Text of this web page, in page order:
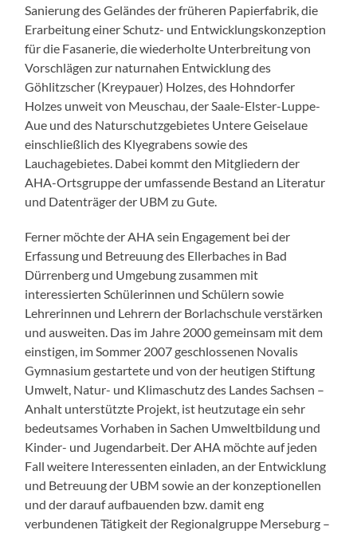
Sanierung des Geländes der früheren Papierfabrik, die
Erarbeitung einer Schutz- und Entwicklungskonzeption
für die Fasanerie, die wiederholte Unterbreitung von
Vorschlägen zur naturnahen Entwicklung des
Göhlitzscher (Kreypauer) Holzes, des Hohndorfer
Holzes unweit von Meuschau, der Saale-Elster-Luppe-
Aue und des Naturschutzgebietes Untere Geiselaue
einschließlich des Klyegrabens sowie des
Lauchagebietes. Dabei kommt den Mitgliedern der
AHA-Ortsgruppe der umfassende Bestand an Literatur
und Datenträger der UBM zu Gute.
Ferner möchte der AHA sein Engagement bei der
Erfassung und Betreuung des Ellerbaches in Bad
Dürrenberg und Umgebung zusammen mit
interessierten Schülerinnen und Schülern sowie
Lehrerinnen und Lehrern der Borlachschule verstärken
und ausweiten. Das im Jahre 2000 gemeinsam mit dem
einstigen, im Sommer 2007 geschlossenen Novalis
Gymnasium gestartete und von der heutigen Stiftung
Umwelt, Natur- und Klimaschutz des Landes Sachsen –
Anhalt unterstützte Projekt, ist heutzutage ein sehr
bedeutsames Vorhaben in Sachen Umweltbildung und
Kinder- und Jugendarbeit. Der AHA möchte auf jeden
Fall weitere Interessenten einladen, an der Entwicklung
und Betreuung der UBM sowie an der konzeptionellen
und der darauf aufbauenden bzw. damit eng
verbundenen Tätigkeit der Regionalgruppe Merseburg –